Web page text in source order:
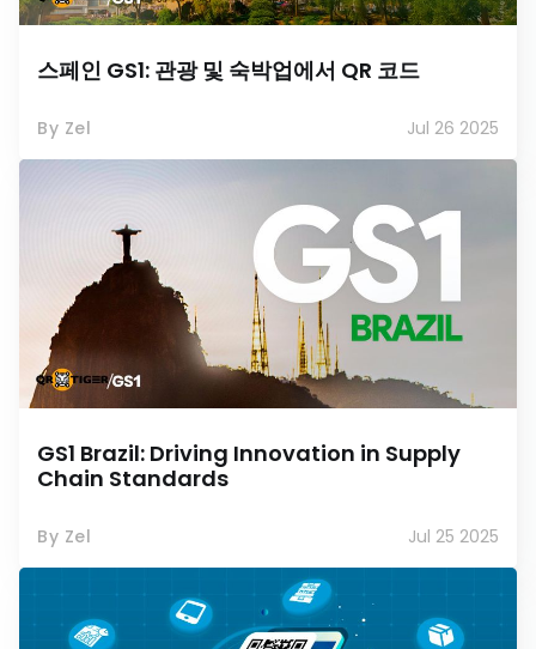
스페인 GS1: 관광 및 숙박업에서 QR 코드
By Zel Jul 26 2025
GS1 Brazil: Driving Innovation in Supply
Chain Standards
By Zel Jul 25 2025